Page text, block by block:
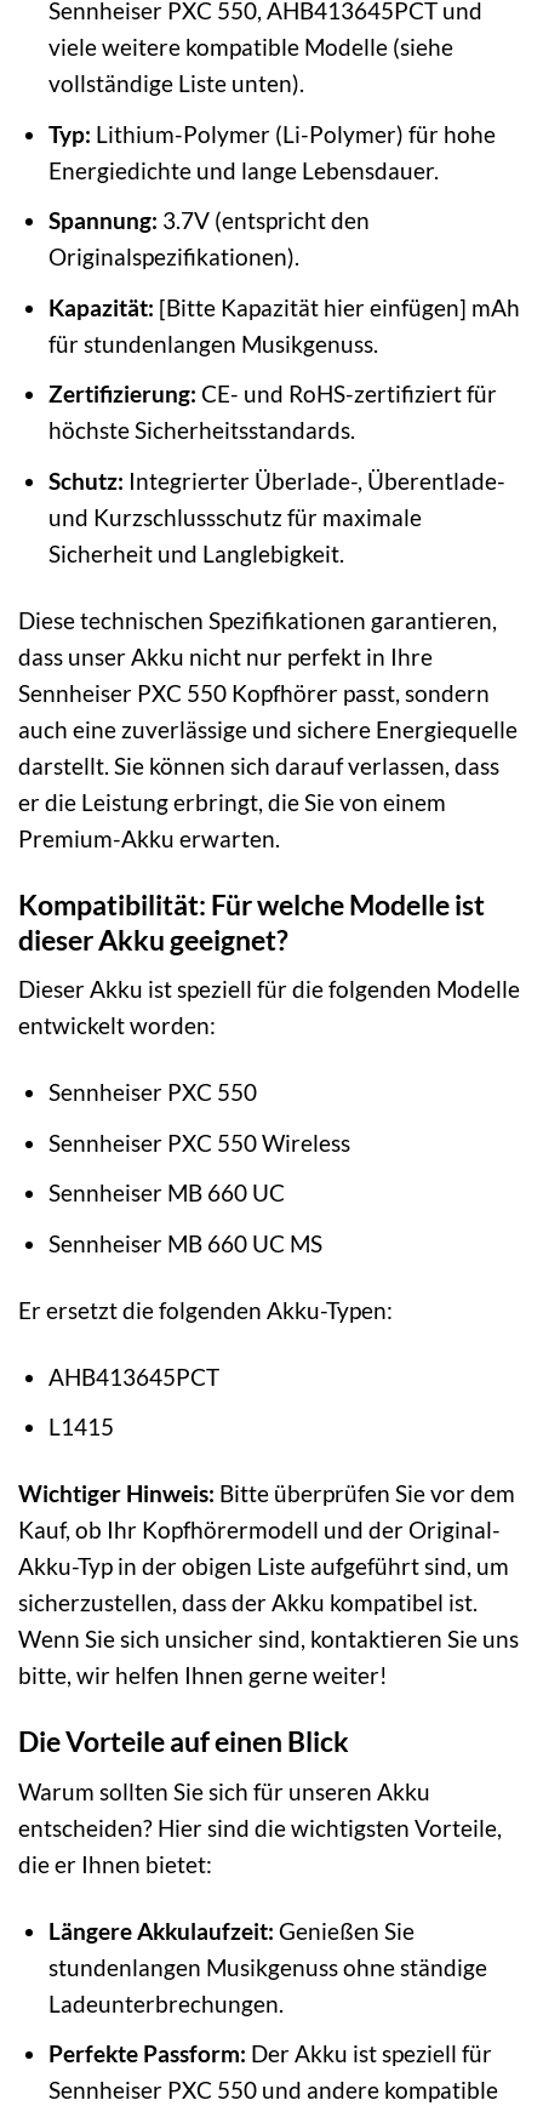
Sennheiser PXC 550, AHB413645PCT und
viele weitere kompatible Modelle (siehe
vollständige Liste unten).
Typ: Lithium-Polymer (Li-Polymer) für hohe
Energiedichte und lange Lebensdauer.
Spannung: 3.7V (entspricht den
Originalspezifikationen).
Kapazität: [Bitte Kapazität hier einfügen] mAh
für stundenlangen Musikgenuss.
Zertifizierung: CE- und RoHS-zertifiziert für
höchste Sicherheitsstandards.
Schutz: Integrierter Überlade-, Überentlade-
und Kurzschlussschutz für maximale
Sicherheit und Langlebigkeit.
Diese technischen Spezifikationen garantieren,
dass unser Akku nicht nur perfekt in Ihre
Sennheiser PXC 550 Kopfhörer passt, sondern
auch eine zuverlässige und sichere Energiequelle
darstellt. Sie können sich darauf verlassen, dass
er die Leistung erbringt, die Sie von einem
Premium-Akku erwarten.
Kompatibilität: Für welche Modelle ist
dieser Akku geeignet?
Dieser Akku ist speziell für die folgenden Modelle
entwickelt worden:
Sennheiser PXC 550
Sennheiser PXC 550 Wireless
Sennheiser MB 660 UC
Sennheiser MB 660 UC MS
Er ersetzt die folgenden Akku-Typen:
AHB413645PCT
L1415
Wichtiger Hinweis: Bitte überprüfen Sie vor dem
Kauf, ob Ihr Kopfhörermodell und der Original-
Akku-Typ in der obigen Liste aufgeführt sind, um
sicherzustellen, dass der Akku kompatibel ist.
Wenn Sie sich unsicher sind, kontaktieren Sie uns
bitte, wir helfen Ihnen gerne weiter!
Die Vorteile auf einen Blick
Warum sollten Sie sich für unseren Akku
entscheiden? Hier sind die wichtigsten Vorteile,
die er Ihnen bietet:
Längere Akkulaufzeit: Genießen Sie
stundenlangen Musikgenuss ohne ständige
Ladeunterbrechungen.
Perfekte Passform: Der Akku ist speziell für
Sennheiser PXC 550 und andere kompatible